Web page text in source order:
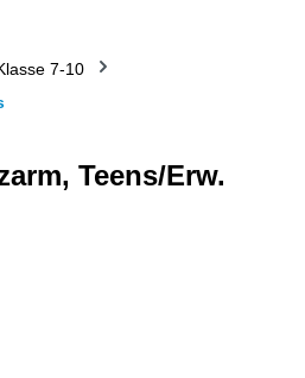
7-10
Teens/Erw.